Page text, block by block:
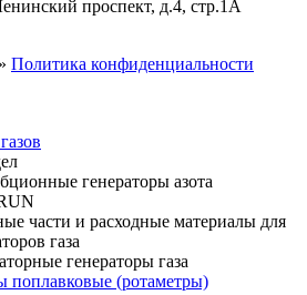
проспект, д.4, стр.1А
Политика конфиденциальности
генераторы азота
части и расходные материалы для
газа
генераторы газа
поплавковые (ротаметры)